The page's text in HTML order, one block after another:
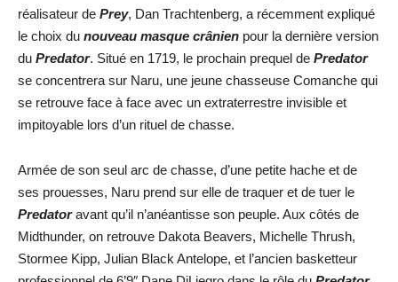
réalisateur de Prey, Dan Trachtenberg, a récemment expliqué
le choix du nouveau masque crânien pour la dernière version
du Predator. Situé en 1719, le prochain prequel de Predator
se concentrera sur Naru, une jeune chasseuse Comanche qui
se retrouve face à face avec un extraterrestre invisible et
impitoyable lors d’un rituel de chasse.
Armée de son seul arc de chasse, d’une petite hache et de
ses prouesses, Naru prend sur elle de traquer et de tuer le
Predatoravant qu’il n’anéantisse son peuple. Aux côtés de
Midthunder, on retrouve Dakota Beavers, Michelle Thrush,
Stormee Kipp, Julian Black Antelope, et l’ancien basketteur